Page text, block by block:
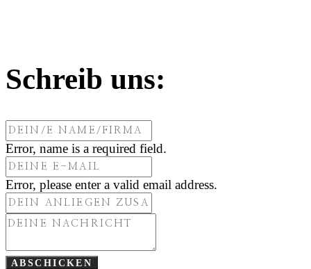
Schreib uns:
Error, name is a required field.
Error, please enter a valid email address.
ABSCHICKEN